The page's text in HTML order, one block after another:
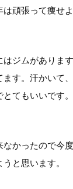
は頑張って痩せ
はジ ムがあり ま
ます。汗かいて
とて もいいです
なかったので今
うと 思います。